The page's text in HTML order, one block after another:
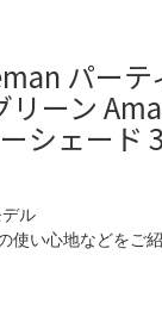
パー
リーン
シェード
ル
使い心地などをご